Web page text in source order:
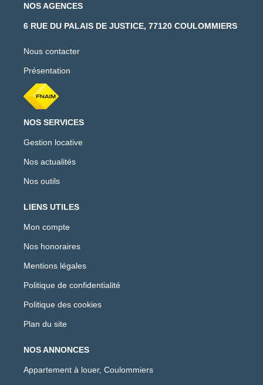
NOS AGENCES
6 RUE DU PALAIS DE JUSTICE, 77120 COULOMMIERS
Nous contacter
Présentation
NOS SERVICES
Gestion locative
Nos actualités
Nos outils
LIENS UTILES
Mon compte
Nos honoraires
Mentions légales
Politique de confidentialité
Politique des cookies
Plan du site
NOS ANNONCES
Appartement à louer, Coulommiers